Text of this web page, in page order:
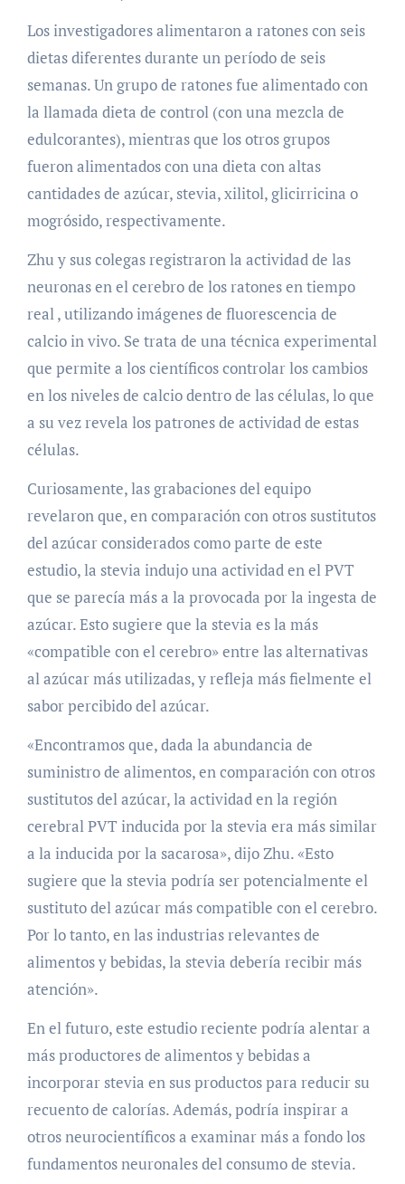
Los investigadores alimentaron a ratones con seis
dietas diferentes durante un período de seis
semanas. Un grupo de ratones fue alimentado con
la llamada dieta de control (con una mezcla de
edulcorantes), mientras que los otros grupos
fueron alimentados con una dieta con altas
cantidades de azúcar, stevia, xilitol, glicirricina o
mogrósido, respectivamente.
Zhu y sus colegas registraron la actividad de las
neuronas en el cerebro de los ratones en tiempo
real , utilizando imágenes de fluorescencia de
calcio in vivo. Se trata de una técnica experimental
que permite a los científicos controlar los cambios
en los niveles de calcio dentro de las células, lo que
a su vez revela los patrones de actividad de estas
células.
Curiosamente, las grabaciones del equipo
revelaron que, en comparación con otros sustitutos
del azúcar considerados como parte de este
estudio, la stevia indujo una actividad en el PVT
que se parecía más a la provocada por la ingesta de
azúcar. Esto sugiere que la stevia es la más
«compatible con el cerebro» entre las alternativas
al azúcar más utilizadas, y refleja más fielmente el
sabor percibido del azúcar.
«Encontramos que, dada la abundancia de
suministro de alimentos, en comparación con otros
sustitutos del azúcar, la actividad en la región
cerebral PVT inducida por la stevia era más similar
a la inducida por la sacarosa», dijo Zhu. «Esto
sugiere que la stevia podría ser potencialmente el
sustituto del azúcar más compatible con el cerebro.
Por lo tanto, en las industrias relevantes de
alimentos y bebidas, la stevia debería recibir más
atención».
En el futuro, este estudio reciente podría alentar a
más productores de alimentos y bebidas a
incorporar stevia en sus productos para reducir su
recuento de calorías. Además, podría inspirar a
otros neurocientíficos a examinar más a fondo los
fundamentos neuronales del consumo de stevia.